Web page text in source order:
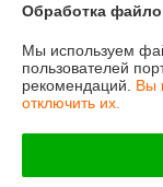
Доставка и
График работы
Обработка
Мы используем
пользователей
рекомендаций. Вы
отключить их.